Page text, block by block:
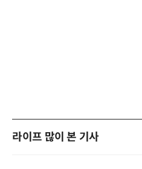
라이프 많이 본 기사